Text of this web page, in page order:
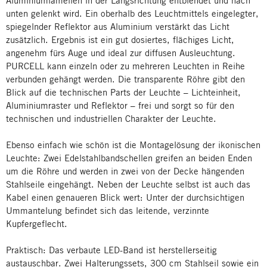
unten gelenkt wird. Ein oberhalb des Leuchtmittels eingelegter,
spiegelnder Reflektor aus Aluminium verstärkt das Licht
zusätzlich. Ergebnis ist ein gut dosiertes, flächiges Licht,
angenehm fürs Auge und ideal zur diffusen Ausleuchtung.
PURCELL kann einzeln oder zu mehreren Leuchten in Reihe
verbunden gehängt werden. Die transparente Röhre gibt den
Blick auf die technischen Parts der Leuchte – Lichteinheit,
Aluminiumraster und Reflektor – frei und sorgt so für den
technischen und industriellen Charakter der Leuchte.
Ebenso einfach wie schön ist die Montagelösung der ikonischen
Leuchte: Zwei Edelstahlbandschellen greifen an beiden Enden
um die Röhre und werden in zwei von der Decke hängenden
Stahlseile eingehängt. Neben der Leuchte selbst ist auch das
Kabel einen genaueren Blick wert: Unter der durchsichtigen
Ummantelung befindet sich das leitende, verzinnte
Kupfergeflecht.
Praktisch: Das verbaute LED-Band ist herstellerseitig
austauschbar. Zwei Halterungssets, 300 cm Stahlseil sowie ein